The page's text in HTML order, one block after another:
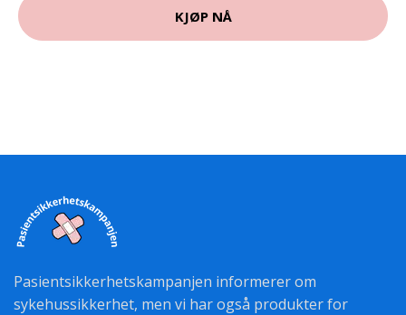
KJØP NÅ
Pasientsikkerhetskampanjen informerer om
sykehussikkerhet, men vi har også produkter for